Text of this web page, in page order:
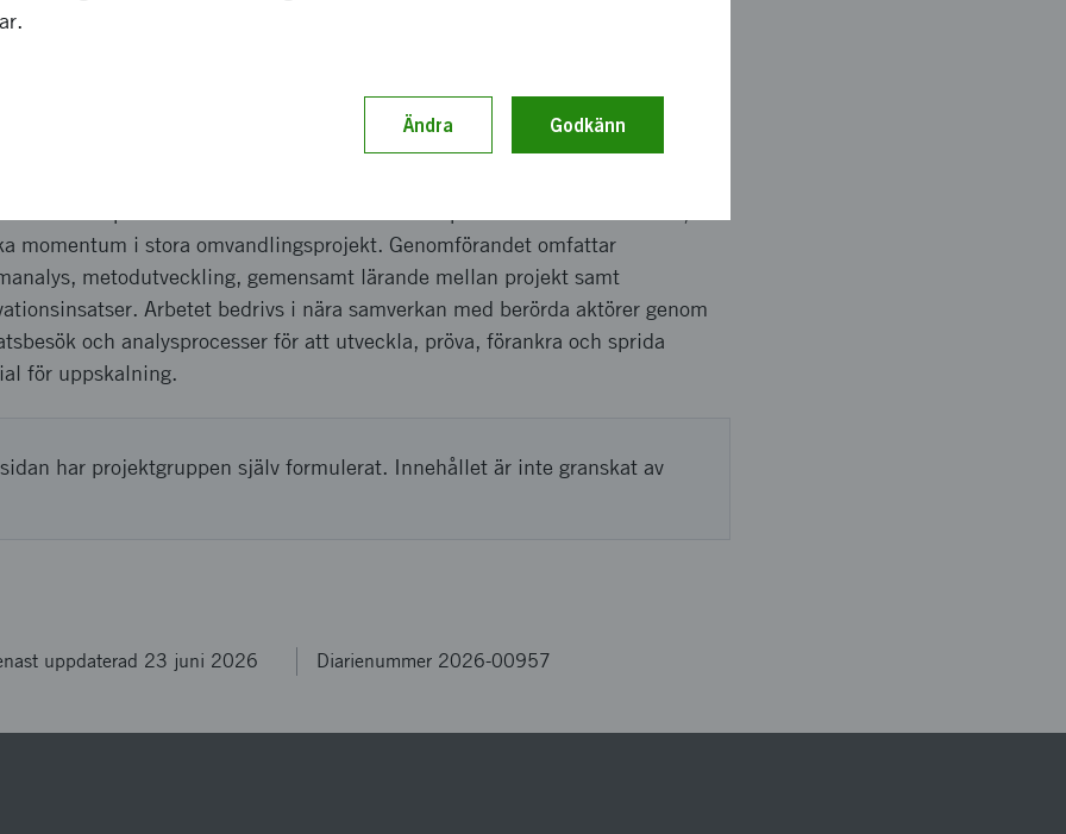
att utveckla, förankra och skala upp hållbara lösningar, styrformer
och genomförande
momentum i stora omvandlingsprojekt. Genomförandet omfattar
metodutveckling, gemensamt lärande mellan projekt samt
Arbetet bedrivs i nära samverkan med berörda aktörer genom
och analysprocesser för att utveckla, pröva, förankra och sprida
för uppskalning.
har projektgruppen själv formulerat. Innehållet är inte granskat av
uppdaterad 23 juni 2026 Diarienummer 2026-00957
Ändra Godkänn